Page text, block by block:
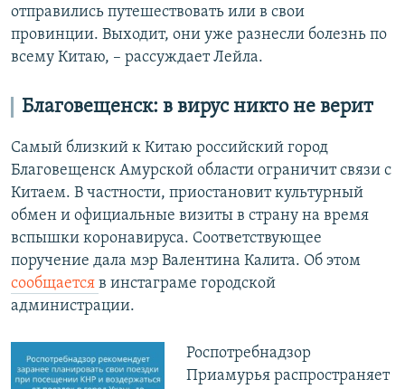
отправились путешествовать или в свои
провинции. Выходит, они уже разнесли болезнь по
всему Китаю, – рассуждает Лейла.
Благовещенск: в вирус никто не верит
Самый близкий к Китаю российский город
Благовещенск Амурской области ограничит связи с
Китаем. В частности, приостановит культурный
обмен и официальные визиты в страну на время
вспышки коронавируса. Соответствующее
поручение дала мэр Валентина Калита. Об этом
сообщается в инстаграме городской
администрации.
Роспотребнадзор
Приамурья распространяет